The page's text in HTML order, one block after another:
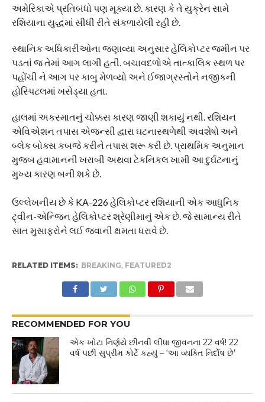
અમેરિકાએ પ્રતિબંધો પણ મૂક્યા છે. કારણ કે તે યુક્રેન સામે
રશિયાના યુદ્ધમાં સીધી રીતે સંકળાયેલી રહી છે.
સ્થાનિક અધિકારીઓના જણાવ્યા અનુસાર હેલિકોપ્ટર જમીન પર
પડતાં જ તેમાં આગ લાગી હતી. બચાવદળોએ તાત્કાલિક સ્થળ પર
પહોંચી ને આગ પર કાબુ મેળવ્યો અને ઈજાગ્રસ્તોને નજીકની
હોસ્પિટલમાં ખસેડ્યા હતા.
હાલમાં અકસ્માતનું ચોક્કસ કારણ જાણી શકાયું નથી. રશિયન
એવિએશન તપાસ એજન્સી દ્વારા ઘટનાસ્થળેથી અવશેષો અને
બ્લેક બોક્સ કબજે કરીને તપાસ શરૂ કરી છે. પ્રાથમિક અનુમાન
મુજબ હવામાનની ખરાબી અથવા ટેકનિકલ ખામી આ દુર્ઘટનાનું
મુખ્ય કારણ બની શકે છે.
ઉલ્લેખનીય છે કે KA-226 હેલિકોપ્ટર રશિયાની એક આધુનિક
ટ્વીન-એન્જિન હેલિકોપ્ટર શ્રેણીમાનું એક છે. જે સામાન્ય રીતે
સાત મુસાફરોને લઈ જવાની ક્ષમતા ધરાવે છે.
RELATED ITEMS: BREAKING, FEATURED2
RECOMMENDED FOR YOU
એક ખોટા નિર્ણયે છીનવી લીધા જીવનના 22 વર્ષ! 22
વર્ષ પછી સુપ્રીમ કોર્ટે કહ્યું – ‘આ વ્યક્તિ નિર્દોષ છે’